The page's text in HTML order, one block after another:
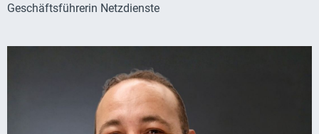
Geschäftsführerin Netzdienste